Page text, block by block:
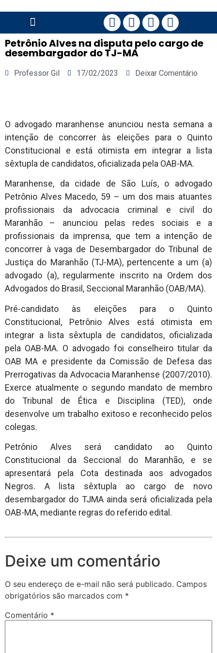
Petrônio Alves na disputa pelo cargo de
desembargador do TJ-MA
Professor Gil 17/02/2023 Deixar Comentário
O advogado maranhense anunciou nesta semana a
intenção de concorrer às eleições para o Quinto
Constitucional e está otimista em integrar a lista
sêxtupla de candidatos, oficializada pela OAB-MA.
Maranhense, da cidade de São Luís, o advogado
Petrônio Alves Macedo, 59 – um dos mais atuantes
profissionais da advocacia criminal e civil do
Maranhão – anunciou pelas redes sociais e a
profissionais da imprensa, que tem a intenção de
concorrer à vaga de Desembargador do Tribunal de
Justiça do Maranhão (TJ-MA), pertencente a um (a)
advogado (a), regularmente inscrito na Ordem dos
Advogados do Brasil, Seccional Maranhão (OAB/MA).
Pré-candidato às eleições para o Quinto
Constitucional, Petrônio Alves está otimista em
integrar a lista sêxtupla de candidatos, oficializada
pela OAB-MA. O advogado foi conselheiro titular da
OAB MA e presidente da Comissão de Defesa das
Prerrogativas da Advocacia Maranhense (2007/2010).
Exerce atualmente o segundo mandato de membro
do Tribunal de Ética e Disciplina (TED), onde
desenvolve um trabalho exitoso e reconhecido pelos
colegas.
Petrônio Alves será candidato ao Quinto
Constitucional da Seccional do Maranhão, e se
apresentará pela Cota destinada aos advogados
Negros. A lista sêxtupla ao cargo de novo
desembargador do TJMA ainda será oficializada pela
OAB-MA, mediante regras do referido edital.
Deixe um comentário
O seu endereço de e-mail não será publicado. Campos
obrigatórios são marcados com *
Comentário *